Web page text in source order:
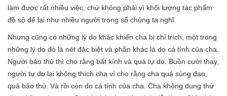
làm được rất nhiều việc, chứ không phải vì khối lượng tác phẩm
đồ sộ để lại như nhiều người trong số chúng ta nghĩ.
Nhưng cũng có những lý do khác khiến cha bị chỉ trích, một trong
những lý do đó là nét đặc biệt và phần khác là do cá tính của cha.
Người bảo thủ thì cho rằng bất kính và quá tự do. Buồn cười thay,
người tự do lại không thích cha vì cho rằng cha quá sùng đạo,
quá bảo thủ. Và rồi còn do cá tính của cha. Cha không dung thứ